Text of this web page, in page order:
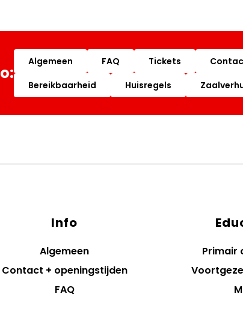
Algemeen FAQ Tickets
Bereikbaarheid
Huisregels
Info
Algemeen
Contact + openingstijden
FAQ
Primair